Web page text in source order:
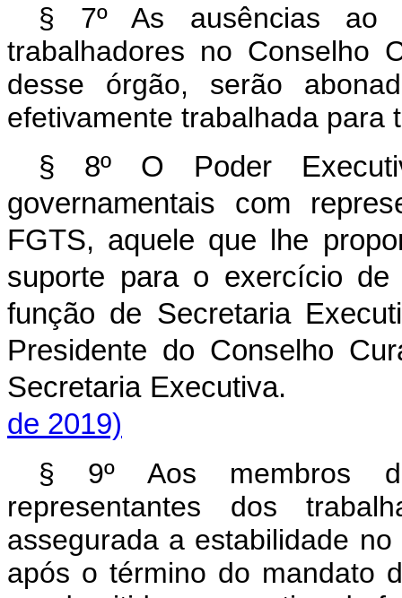
§ 7º As ausências ao
trabalhadores no Conselho
desse órgão, serão
efetivamente trabalhada para
§ 8º O Poder
governamentais com
FGTS, aquele que lhe
suporte para o exercício
função de Secretaria
Presidente do Conselho
Secretaria
de 2019)
§ 9º Aos membros
representantes dos
assegurada a estabilidade
após o término do mandato